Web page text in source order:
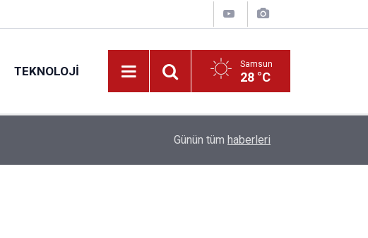
TEKNOLOJI Samsun
28 °C
Fahiş fiyatlar nedeniyle işletmelere 101 milyon
Günün tüm haberleri